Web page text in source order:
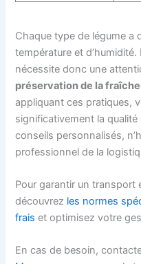
Chaque type de légume a
température et
nécessite donc une
préservation de la
appliquant ces pratiques,
significativement la
conseils personnalisés,
professionnel de la
Pour garantir un transport
découvrez les normes
frais et optimisez votre
En cas de besoin,